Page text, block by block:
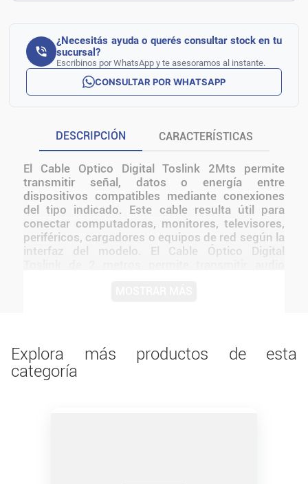
¿Necesitás ayuda o querés consultar stock en tu
sucursal?
Escribinos por WhatsApp y te asesoramos al instante.
CONSULTAR POR WHATSAPP
DESCRIPCIÓN CARACTERÍSTICAS
El Cable Optico Digital Toslink 2Mts permite
transmitir señal, datos o energía entre
dispositivos compatibles mediante conexiones
del tipo indicado. Este cable resulta útil para
conectar computadoras, monitores, televisores,
periféricos, cargadores o equipos de red según la
interfaz del modelo. El Cable Óptico Digital
Explora más productos de esta
categoría